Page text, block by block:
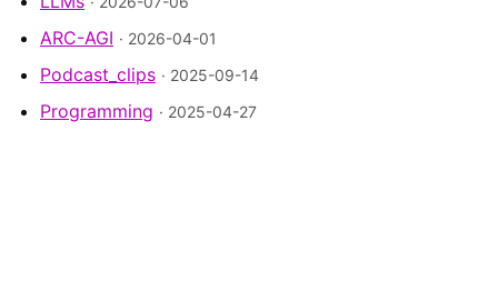
ARC-AGI · 2026-04-01
Podcast_clips · 2025-09-14
Programming · 2025-04-27